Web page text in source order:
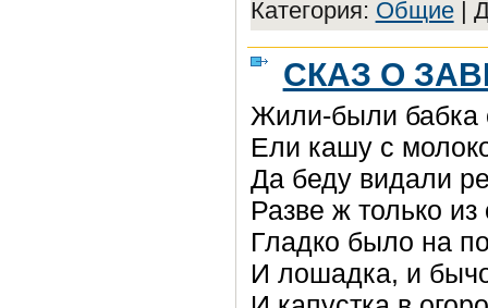
Категория: Общие|
СКАЗ О
Жили-были бабка
Ели кашу с
Да беду видали
Разве ж только из
Гладко было на
И лошадка, и